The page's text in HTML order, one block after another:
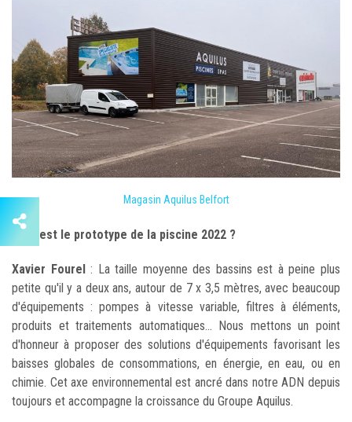
Magasin Aquilus Belfort
Quel est le prototype de la piscine 2022 ?
Xavier Fourel : La taille moyenne des bassins est à peine plus
petite qu'il y a deux ans, autour de 7 x 3,5 mètres, avec beaucoup
d'équipements : pompes à vitesse variable, filtres à éléments,
produits et traitements automatiques... Nous mettons un point
d'honneur à proposer des solutions d'équipements favorisant les
baisses globales de consommations, en énergie, en eau, ou en
chimie. Cet axe environnemental est ancré dans notre ADN depuis
toujours et accompagne la croissance du Groupe Aquilus.